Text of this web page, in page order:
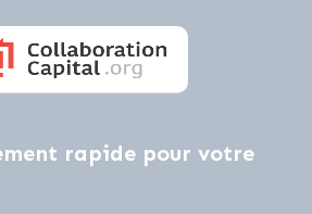
rapide pour votre